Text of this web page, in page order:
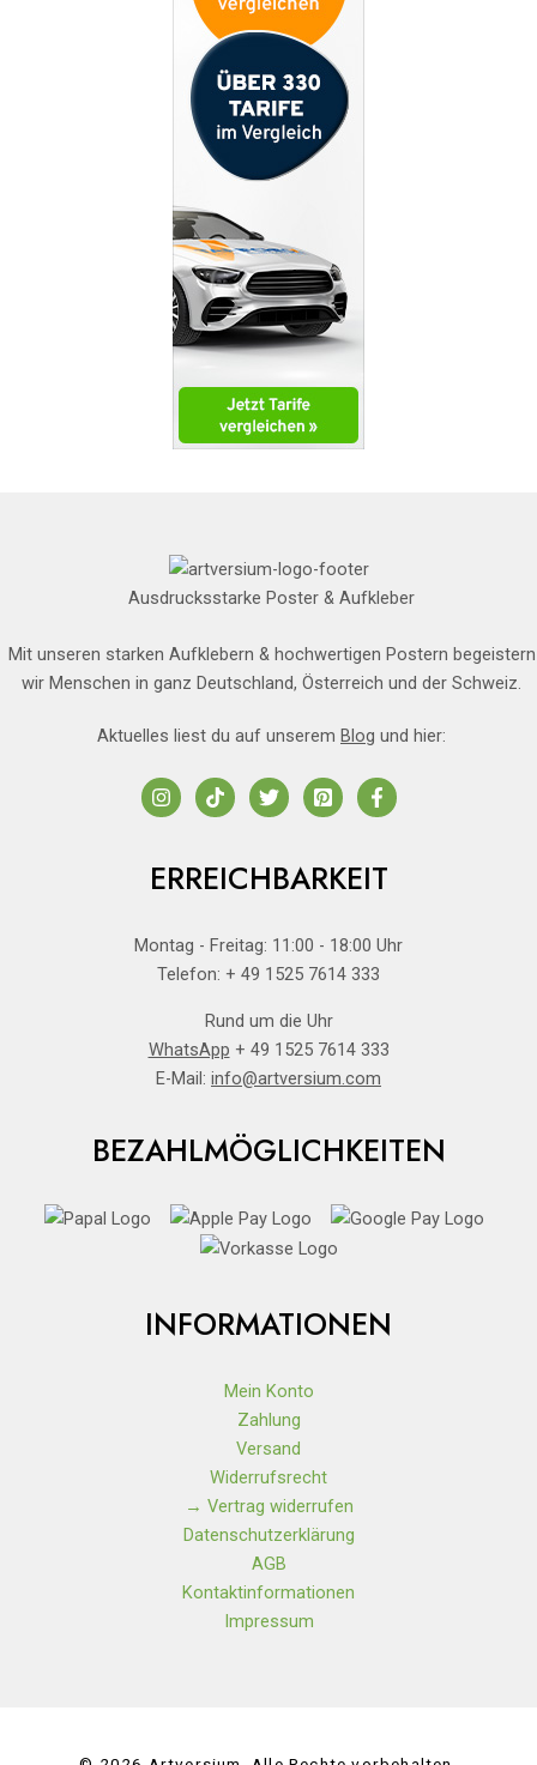
Ausdrucksstarke Poster & Aufkleber
Mit unseren starken Aufklebern & hochwertigen Postern begeistern
wir Menschen in ganz Deutschland, Österreich und der Schweiz.
Aktuelles liest du auf unserem Blog und hier:
ERREICHBARKEIT
Montag - Freitag: 11:00 - 18:00 Uhr
Telefon: + 49 1525 7614 333
Rund um die Uhr
WhatsApp + 49 1525 7614 333
E-Mail: info@artversium.com
BEZAHLMÖGLICHKEITEN
INFORMATIONEN
Mein Konto
Zahlung
Versand
Widerrufsrecht
→ Vertrag widerrufen
Datenschutzerklärung
AGB
Kontaktinformationen
Impressum